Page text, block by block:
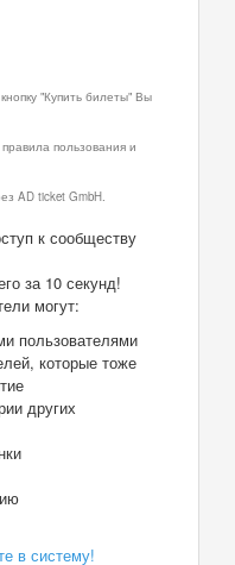
"Купить билеты" Вы
пользования и
AD ticket GmbH.
к сообществу
за 10 секунд!
могут:
пользователями
которые тоже
других
в систему!